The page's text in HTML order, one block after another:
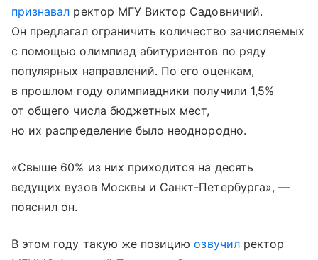
признавал ректор МГУ Виктор Садовничий.
Он предлагал ограничить количество зачисляемых
с помощью олимпиад абитуриентов по ряду
популярных направлений. По его оценкам,
в прошлом году олимпиадники получили 1,5%
от общего числа бюджетных мест,
но их распределение было неоднородно.
«Свыше 60% из них приходится на десять
ведущих вузов Москвы и Санкт-Петербурга», —
пояснил он.
В этом году такую же позициюозвучилректор